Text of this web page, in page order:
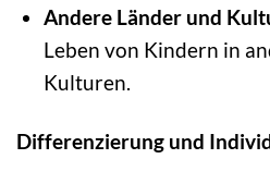
Andere Länder und
Leben von Kindern in
Kulturen.
Differenzierung und